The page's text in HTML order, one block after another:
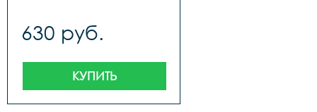
630 руб.
КУПИТЬ